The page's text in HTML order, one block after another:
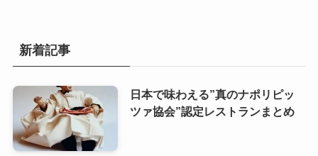
新着記事
日本で味わえる”真のナポリピッ
ツァ協会”認定レストランまとめ